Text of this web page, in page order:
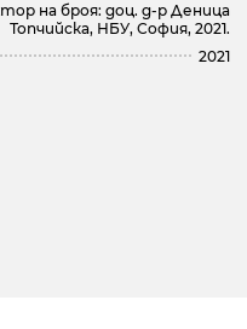
на броя: доц. д-р Деница
Топчийска, НБУ, София, 2021.
2021